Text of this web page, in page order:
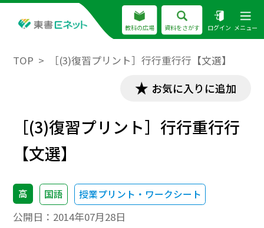
教科の広場 資料をさがす ログイン メニュー
TOP ［(3)復習プリント］行行重行行【文選】
お気に入りに追加
［(3)復習プリント］行行重行行
【文選】
高 国語 授業プリント・ワークシート
公開日： 2014年07月28日